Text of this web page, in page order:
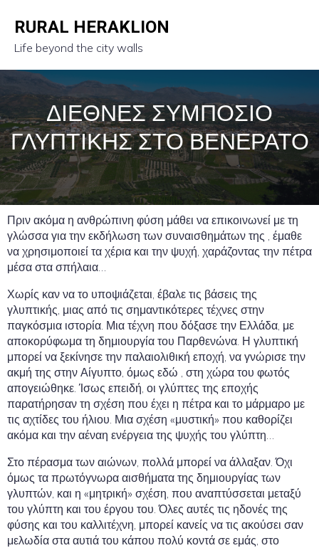
RURAL HERAKLION
Life beyond the city walls
ΔΙΕΘΝΕΣ ΣΥΜΠΟΣΙΟ
ΓΛΥΠΤΙΚΗΣ ΣΤΟ ΒΕΝΕΡΑΤΟ
Πριν ακόμα η ανθρώπινη φύση μάθει να επικοινωνεί με τη
γλώσσα για την εκδήλωση των συναισθημάτων της , έμαθε
να χρησιμοποιεί τα χέρια και την ψυχή, χαράζοντας την πέτρα
μέσα στα σπήλαια…
Χωρίς καν να το υποψιάζεται, έβαλε τις βάσεις της
γλυπτικής, μιας από τις σημαντικότερες τέχνες στην
παγκόσμια ιστορία. Μια τέχνη που δόξασε την Ελλάδα, με
αποκορύφωμα τη δημιουργία του Παρθενώνα. Η γλυπτική
μπορεί να ξεκίνησε την παλαιολιθική εποχή, να γνώρισε την
ακμή της στην Αίγυπτο, όμως εδώ , στη χώρα του φωτός
απογειώθηκε. Ίσως επειδή, οι γλύπτες της εποχής
παρατήρησαν τη σχέση που έχει η πέτρα και το μάρμαρο με
τις αχτίδες του ήλιου. Μια σχέση «μυστική» που καθορίζει
ακόμα και την αέναη ενέργεια της ψυχής του γλύπτη…
Στο πέρασμα των αιώνων, πολλά μπορεί να άλλαξαν. Όχι
όμως τα πρωτόγνωρα αισθήματα της δημιουργίας των
γλυπτών, και η «μητρική» σχέση, που αναπτύσσεται μεταξύ
του γλύπτη και του έργου του. Όλες αυτές τις ηδονές της
φύσης και του καλλιτέχνη, μπορεί κανείς να τις ακούσει σαν
μελωδία στα αυτιά του κάπου πολύ κοντά σε εμάς, στο